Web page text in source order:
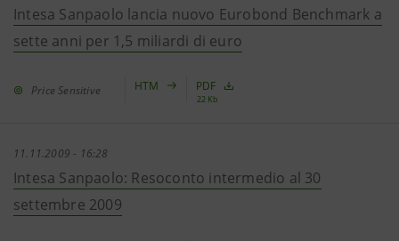
Intesa Sanpaolo lancia nuovo Eurobond Benchmark a
sette anni per 1,5 miliardi di euro
Price Sensitive HTM PDF
22 Kb
11.11.2009 - 16:28
Intesa Sanpaolo: Resoconto intermedio al 30
settembre 2009